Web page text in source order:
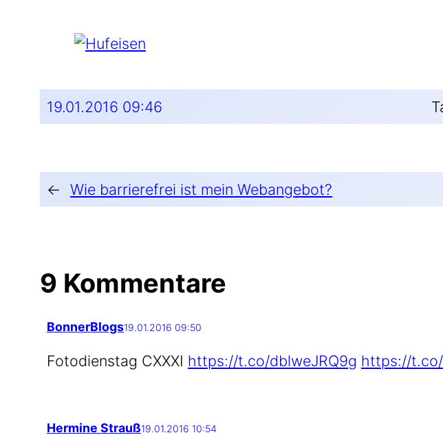
19.01.2016 09:46
← Wie barrierefrei ist mein Webangebot?
9 Kommentare
BonnerBlogs19.01.2016 09:50
Foto­diens­tag CXXXI https://t.co/dblweJRQ9g https://
Hermine Strauß19.01.2016 10:54